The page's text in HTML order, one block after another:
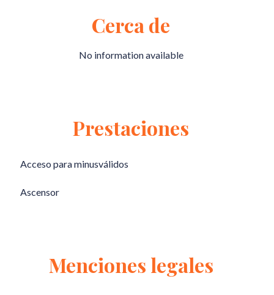
Cerca de
No information available
Prestaciones
Acceso para minusválidos
Ascensor
Menciones legales